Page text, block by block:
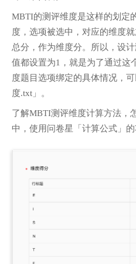
MBTI的测评维度是这样的划定
度，选项被选中，对应的维度
总分，作为维度分。所以，设
值都设置为1，就是为了通过这
度题目选项绑定的具体情况，
度.txt」。
了解MBTI测评维度计算方法，
中，使用问卷星「计算公式」的